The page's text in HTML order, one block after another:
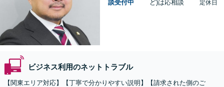
談受付中
ど)は応相談
定休日
ビジネス利用のネットトラブル
【関東エリア対応】【丁寧で分かりやすい説明】【請求された側のご